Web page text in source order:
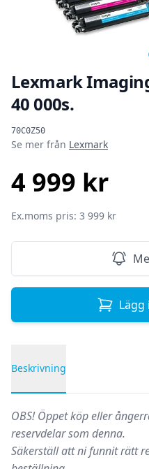
Lexmark
40 000s.
70C0Z50
Produktinformation
Se mer från Lexmark
4 999 kr
Ex.moms pris: 3 999 kr
Beskrivning
OBS!Öppet köp eller
reservdelar som denna.
Säkerställ att ni funnit rätt